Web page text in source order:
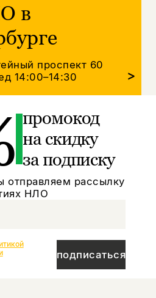
в
проспект 60
14:00–14:30 >
промокод
на скидку
за подписку
отправляем рассылку
НЛО
подписаться